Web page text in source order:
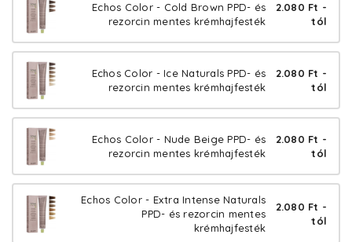
Echos Color - Cold Brown PPD- és
rezorcin mentes krémhajfesték
2.080 Ft -
tól
Echos Color - Ice Naturals PPD- és
rezorcin mentes krémhajfesték
2.080 Ft -
tól
Echos Color - Nude Beige PPD- és
rezorcin mentes krémhajfesték
2.080 Ft -
tól
Echos Color - Extra Intense Naturals
PPD- és rezorcin mentes
krémhajfesték
2.080 Ft -
tól